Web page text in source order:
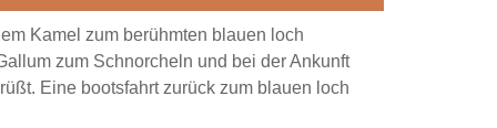
Kamel zum berühmten blauen loch
zum Schnorcheln und bei der Ankunft
Eine bootsfahrt zurück zum blauen loch